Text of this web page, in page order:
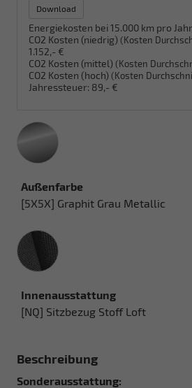
Download
Energiekosten bei 15.000 km pro
CO2 Kosten (niedrig) (Kosten
1.152,- €
CO2 Kosten (mittel) (Kosten
CO2 Kosten (hoch) (Kosten
Jahressteuer: 89,- €
Außenfarbe
[5X5X] Graphit Grau Metallic
Innenausstattung
Innenausstattung
[NQ] Sitzbezug Stoff Loft
Beschreibung
Sonderausstattung: